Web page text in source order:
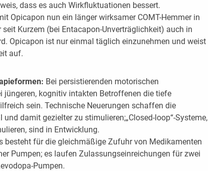
dass es auch Wirkfluktuationen bessert.
Opicapon nun ein länger wirksamer COMT-Hemmer in
seit Kurzem (bei Entacapon-Unverträglichkeit) auch in
Opicapon ist nur einmal täglich einzunehmen und weist
auf.
Bei persistierenden motorischen
jüngeren, kognitiv intakten Betroffenen die tiefe
sein. Technische Neuerungen schaffen die
damit gezielter zu stimulieren;„Closed-loop“-Systeme,
sind in Entwicklung.
besteht für die gleichmäßige Zufuhr von Medikamenten
Pumpen; es laufen Zulassungseinreichungen für zwei
Pumpen.